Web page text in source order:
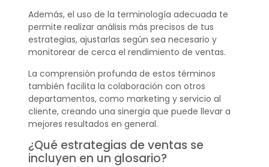
Además, el uso de la terminología adecuada te
permite realizar análisis más precisos de tus
estrategias, ajustarlas según sea necesario y
monitorear de cerca el rendimiento de ventas.
La comprensión profunda de estos términos
también facilita la colaboración con otros
departamentos, como marketing y servicio al
cliente, creando una sinergia que puede llevar a
mejores resultados en general.
¿Qué estrategias de ventas se
incluyen en un glosario?